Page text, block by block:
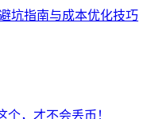
坑指南与成本优化技巧
个，才不会丢币！